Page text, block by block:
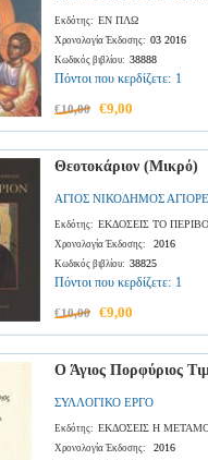
Εκδότης: ΕΝ ΠΛΩ
Χρονολογία Έκδοσης: 03 2016
Κωδικός βιβλίου: 38888
Πόντοι που κερδίζετε: 1
€10,00 €9,00
Θεοτοκάριον (Μικρό)
ΑΓΙΟΣ ΝΙΚΟΔΗΜΟΣ
Εκδότης: ΕΚΔΟΣΕΙΣ ΤΟ
Χρονολογία Έκδοσης: 2016
Κωδικός βιβλίου: 38825
Πόντοι που κερδίζετε: 1
€10,00 €9,00
Ο Άγιος Πορφύριος
ΣΥΛΛΟΓΙΚΟ ΕΡΓΟ
Εκδότης: ΕΚΔΟΣΕΙΣ Η
Χρονολογία Έκδοσης: 2016